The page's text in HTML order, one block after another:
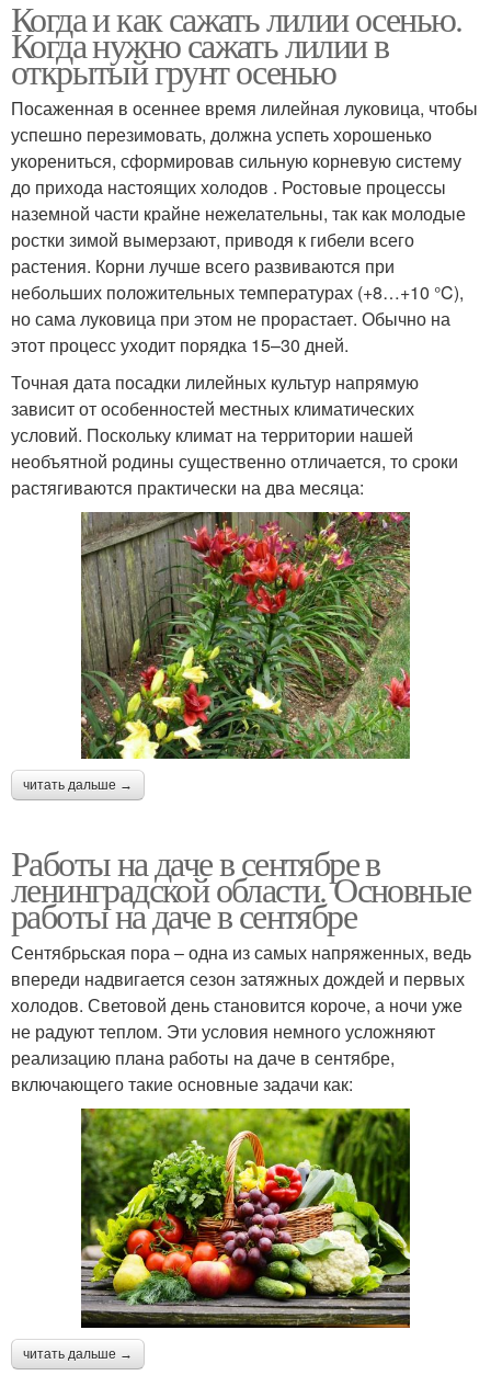
Когда и как сажать лилии осенью.
Когда нужно сажать лилии в
открытый грунт осенью
Посаженная в осеннее время лилейная луковица, чтобы
успешно перезимовать, должна успеть хорошенько
укорениться, сформировав сильную корневую систему
до прихода настоящих холодов . Ростовые процессы
наземной части крайне нежелательны, так как молодые
ростки зимой вымерзают, приводя к гибели всего
растения. Корни лучше всего развиваются при
небольших положительных температурах (+8…+10 °C),
но сама луковица при этом не прорастает. Обычно на
этот процесс уходит порядка 15–30 дней.
Точная дата посадки лилейных культур напрямую
зависит от особенностей местных климатических
условий. Поскольку климат на территории нашей
необъятной родины существенно отличается, то сроки
растягиваются практически на два месяца:
читать дальше →
Работы на даче в сентябре в
ленинградской области. Основные
работы на даче в сентябре
Сентябрьская пора – одна из самых напряженных, ведь
впереди надвигается сезон затяжных дождей и первых
холодов. Световой день становится короче, а ночи уже
не радуют теплом. Эти условия немного усложняют
реализацию плана работы на даче в сентябре,
включающего такие основные задачи как:
читать дальше →